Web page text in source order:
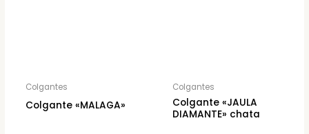
Colgantes
Colgante «MALAGA»
Colgantes
Colgante «JAULA
DIAMANTE» chata